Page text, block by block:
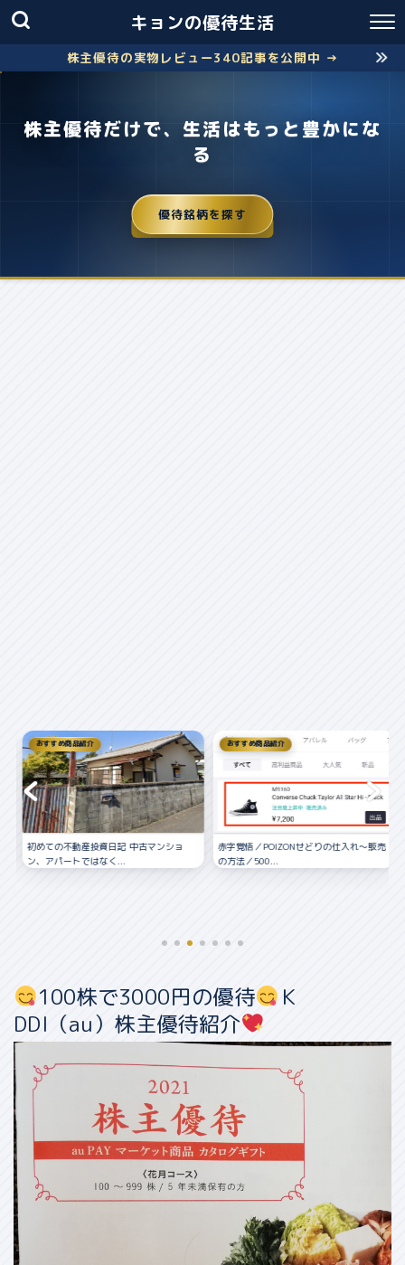
キョンの優待生活
株主優待の実物レビュー340記事を公開中 →
株主優待だけで、生活はもっと豊かにな
る
優待銘柄を探す
日記 中古マンショ
く...
おすすめ商品紹介
赤字覚悟／POIZONせどりの仕入れ〜販売
の方法／500...
株主優待
失敗しないクロス取引
100株で3000円の優待
Ｋ
DDI（au）株主優待紹介